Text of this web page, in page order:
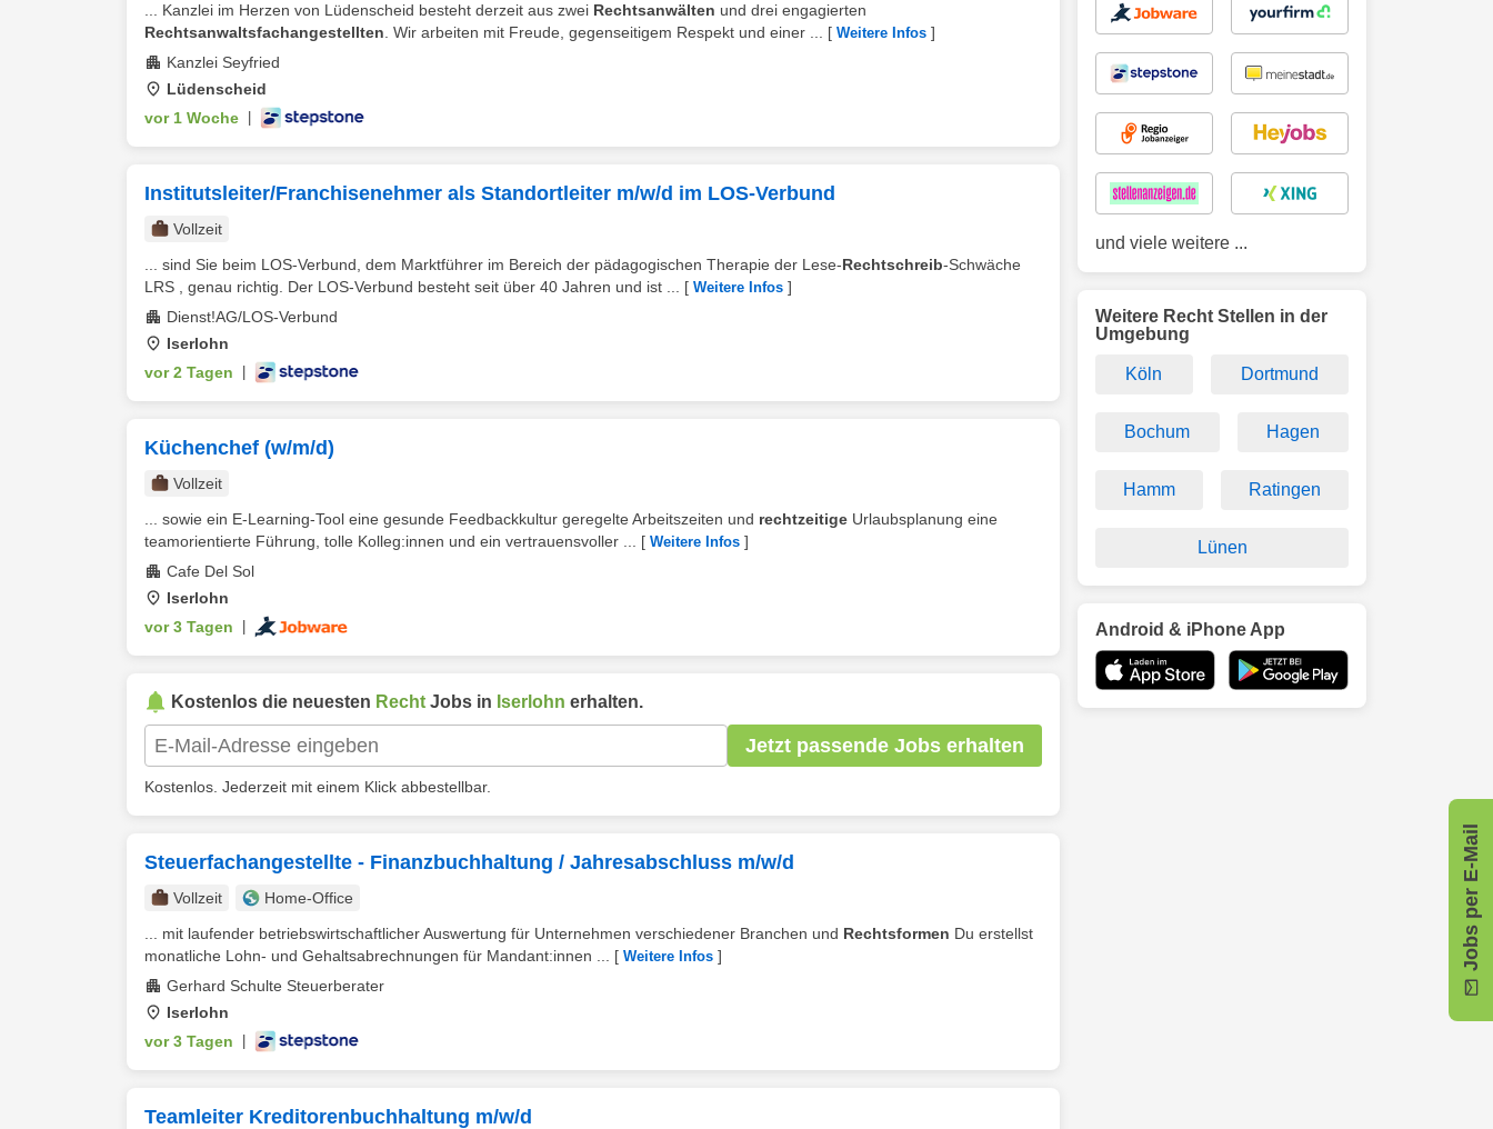
... Kanzlei im Herzen von Lüdenscheid besteht derzeit aus zwei Rechtsanwälten und drei engagierten
Rechtsanwaltsfachangestellten . Wir arbeiten mit Freude, gegenseitigem Respekt und einer ... [ Weitere Infos ]
Kanzlei Seyfried
Lüdenscheid
vor 1 Woche
Institutsleiter/Franchisenehmer als Standortleiter m/w/d im LOS-Verbund
Vollzeit
... sind Sie beim LOS-Verbund, dem Marktführer im Bereich der pädagogischen Therapie der Lese-Rechtschreib-Schwäche
LRS , genau richtig. Der LOS-Verbund besteht seit über 40 Jahren und ist ...
[ Weitere Infos ]
Dienst!AG/LOS-Verbund
Iserlohn
vor 2 Tagen
Küchenchef (w/m/d)
Vollzeit
... sowie ein E-Learning-Tool eine gesunde Feedbackkultur geregelte Arbeitszeiten und rechtzeitige Urlaubsplanung eine
teamorientierte Führung, tolle Kolleg:innen und ein vertrauensvoller ...
[ Weitere Infos ]
Cafe Del Sol
Iserlohn
vor 3 Tagen
Kostenlos die neuesten Recht Jobs in Iserlohn erhalten.
Jetzt passende Jobs erhalten
Kostenlos. Jederzeit mit einem Klick abbestellbar.
Steuerfachangestellte - Finanzbuchhaltung / Jahresabschluss m/w/d
Vollzeit
Home-Office
... mit laufender betriebswirtschaftlicher Auswertung für Unternehmen verschiedener Branchen und Rechtsformen Du erstellst
monatliche Lohn- und Gehaltsabrechnungen für Mandant:innen ...
[ Weitere Infos ]
Gerhard Schulte Steuerberater
Iserlohn
vor 3 Tagen
Teamleiter Kreditorenbuchhaltung m/w/d
Jobs per E-Mail
und viele weitere ...
Weitere Recht Stellen in der
Umgebung
Köln Dortmund
Bochum Hagen
Hamm Ratingen
Lünen
Android & iPhone App